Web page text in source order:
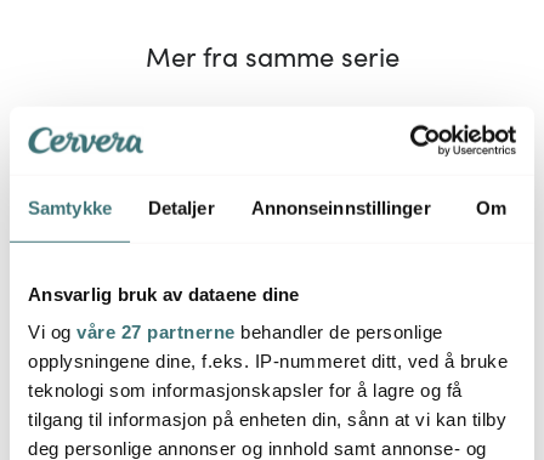
Samtykke Detaljer Annonseinnstillinger Om
Ansvarlig bruk av dataene dine
Vi og våre 27 partnerne behandler de personlige
opplysningene dine, f.eks. IP-nummeret ditt, ved å bruke
teknologi som informasjonskapsler for å lagre og få
tilgang til informasjon på enheten din, sånn at vi kan tilby
deg personlige annonser og innhold samt annonse- og
Mer fra samme serie
Magnor
Rocks stormlykt/vase 22
cm koks
719 kr 1199 kr
Magnor
Rocks telykt/vase 12 cm
koks
437 kr 729 kr
40%